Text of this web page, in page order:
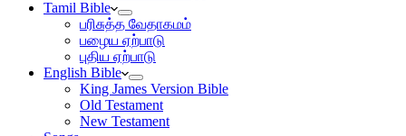
Tamil Bible
பரிசுத்த வேதாகமம்
பழைய ஏற்பாடு
புதிய ஏற்பாடு
English Bible
King James Version Bible
Old Testament
New Testament